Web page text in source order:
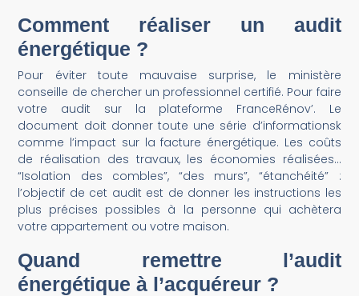
Comment réaliser un audit
énergétique ?
Pour éviter toute mauvaise surprise, le ministère
conseille de chercher un professionnel certifié. Pour faire
votre audit sur la plateforme FranceRénov’. Le
document doit donner toute une série d’informationsk
comme l’impact sur la facture énergétique. Les coûts
de réalisation des travaux, les économies réalisées…
“Isolation des combles”, “des murs”, “étanchéité” :
l’objectif de cet audit est de donner les instructions les
plus précises possibles à la personne qui achètera
votre appartement ou votre maison.
Quand remettre l’audit
énergétique à l’acquéreur ?